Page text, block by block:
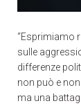
“Esprimiamo
sulle
differenze
non può e
ma una